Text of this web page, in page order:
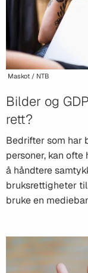
Maskot / NTB
Bilder og
rett?
Bedrifter som har
personer, kan
å håndtere
bruksrettigheter
bruke en